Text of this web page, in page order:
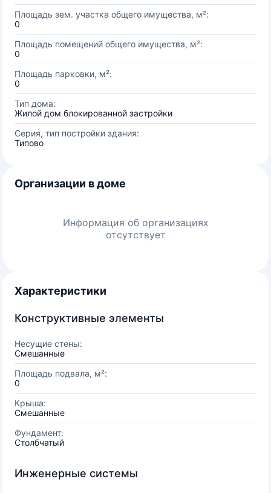
Площадь зем. участка общего имущества, м²:
0
Площадь помещений общего имущества, м²:
0
Площадь парковки, м²:
0
Тип дома:
Жилой дом блокированной застройки
Серия, тип постройки здания:
Типово
Организации в доме
Информация об организациях
отсутствует
Характеристики
Конструктивные элементы
Несущие стены:
Смешанные
Площадь подвала, м²:
0
Крыша:
Смешанные
Фундамент:
Столбчатый
Инженерные системы